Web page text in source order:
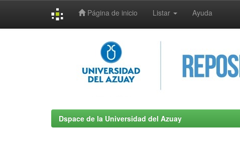
Página de inicio Listar Ayuda
Dspace de la Universidad del Azuay